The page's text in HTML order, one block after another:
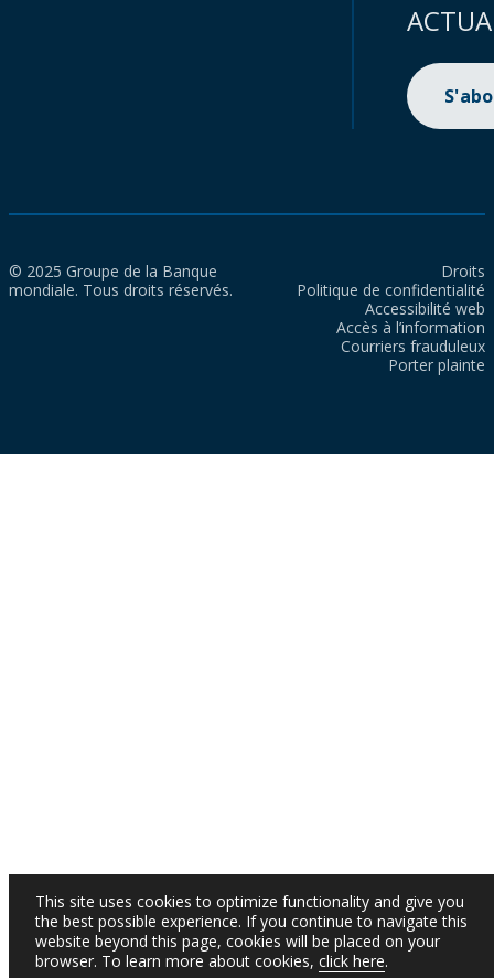
© 2025 Groupe de la Banque
mondiale. Tous droits réservés.
Droits
Politique de confidentialité
Accessibilité web
Accès à l’information
Courriers frauduleux
Porter plainte
This site uses cookies to optimize functionality and give you
the best possible experience. If you continue to navigate this
website beyond this page, cookies will be placed on your
browser. To learn more about cookies, click here.